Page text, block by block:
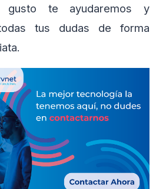
gusto te ayudaremos y
tus dudas de forma